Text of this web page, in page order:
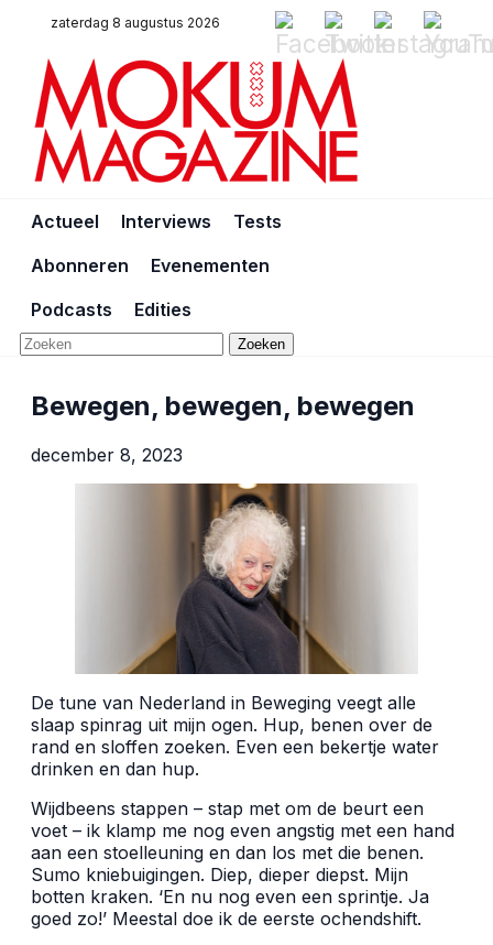
zaterdag 8 augustus 2026
Actueel Interviews
Tests
Abonneren
Evenementen
Podcasts
Edities
Zoeken
Bewegen, bewegen, bewegen
december 8, 2023
De tune van Nederland in Beweging veegt alle
slaap spinrag uit mijn ogen. Hup, benen over de
rand en sloffen zoeken. Even een bekertje water
drinken en dan hup.
Wijdbeens stappen – stap met om de beurt een
voet – ik klamp me nog even angstig met een hand
aan een stoelleuning en dan los met die benen.
Sumo kniebuigingen. Diep, dieper diepst. Mijn
botten kraken. ‘En nu nog even een sprintje. Ja
goed zo!’ Meestal doe ik de eerste ochendshift.